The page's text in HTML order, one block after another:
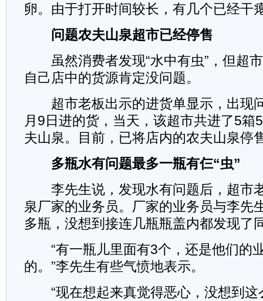
卵。由于打开时间较长，有几个已经干
问题农夫山泉超市已经停售
虽然消费者发现“水中有虫”，但超
自己店中的货源肯定没问题。
超市老板出示的进货单显示，出现
月9日进的货，当天，该超市共进了5箱
夫山泉。目前，已将店内的农夫山泉停
多瓶水有问题最多一瓶有仨“虫”
李先生说，发现水有问题后，超市
泉厂家的业务员。厂家的业务员与李先
多瓶，没想到接连几瓶瓶盖内都发现了
“有一瓶儿里面有3个，还是他们的
的。”李先生有些气愤地表示。
“现在想起来真觉得恶心，没想到这